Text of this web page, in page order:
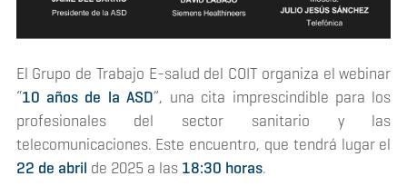
El Grupo de Trabajo E-salud del COIT organiza el webinar
“10 años de la ASD”, una cita imprescindible para los
profesionales del sector sanitario y las
telecomunicaciones. Este encuentro, que tendrá lugar el
22 de abril de 2025 a las 18:30 horas.